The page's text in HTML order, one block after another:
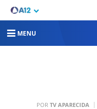
MENU
POR TV APARECIDA